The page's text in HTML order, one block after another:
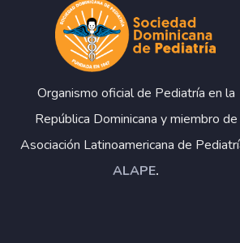
Organismo oficial de Pediatría en la
República Dominicana y miembro de
Asociación Latinoamericana de
ALAPE.